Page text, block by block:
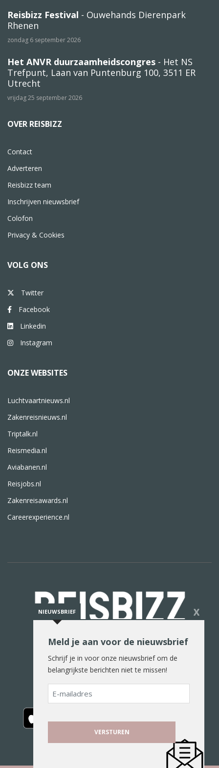
Reisbizz Festival - Ouwehands Dierenpark
Rhenen
zondag 6 september 2026
Het ANVR duurzaamheidscongres - Het NS
Trefpunt, Laan van Puntenburg 100, 3511 ER
Utrecht
vrijdag 25 september 2026
OVER REISBIZZ
Contact
Adverteren
Reisbizz team
Inschrijven nieuwsbrief
Colofon
Privacy & Cookies
VOLG ONS
Twitter
Facebook
Linkedin
Instagram
ONZE WEBSITES
Luchtvaartnieuws.nl
Zakenreisnieuws.nl
Triptalk.nl
Reismedia.nl
Aviabanen.nl
Reisjobs.nl
Zakenreisawards.nl
Careerexperience.nl
De reiswereld in woord en beeld
NIEUWSBRIEF X
Meld je aan voor de nieuwsbrief
Schrijf je in voor onze nieuwsbrief om de
belangrijkste berichten niet te missen!
E-
mailadres